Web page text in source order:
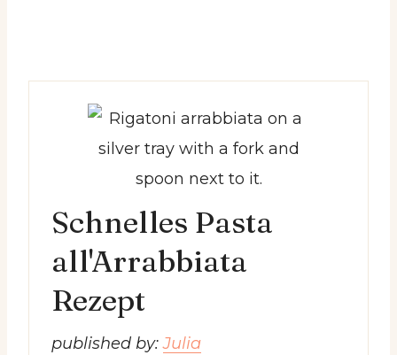
Schnelles Pasta
all'Arrabbiata
Rezept
published by:Julia